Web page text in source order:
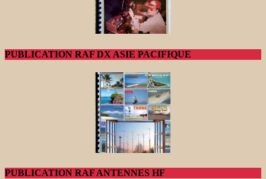
PUBLICATION RAF DX ASIE PACIFIQUE
PUBLICATION RAF ANTENNES HF